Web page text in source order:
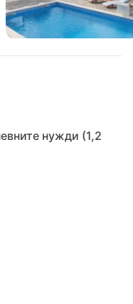
нужди (1,2